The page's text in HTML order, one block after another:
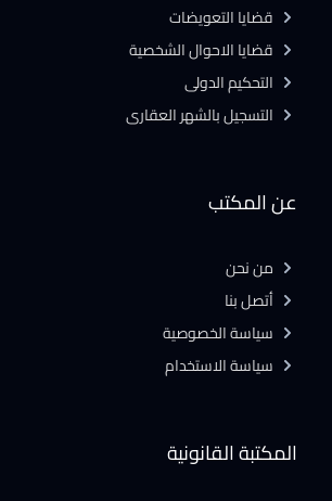
المكتبة القانونية
عن المكتب
من نحن
أتصل بنا
سياسة الخصوصية
سياسة الاستخدام
قضايا التعويضات
قضايا الاحوال الشخصية
التحكيم الدولى
التسجيل بالشهر العقارى